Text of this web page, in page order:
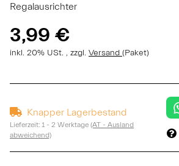
Regalausrichter
3,99 €
inkl. 20% USt. , zzgl. Versand (Paket)
Knapper Lagerbestand
Lieferzeit: 1 - 2 Werktage (AT - Ausland
abweichend)